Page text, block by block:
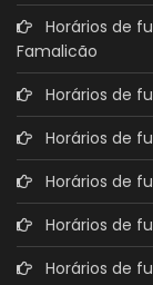
Horários de
Famalicão
Horários de
Horários de
Horários de
Horários de
Horários de